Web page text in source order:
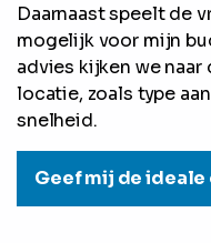
Daarnaast speelt de
mogelijk voor mijn
advies kijken we
locatie, zoals type
snelheid.
Geef mij de